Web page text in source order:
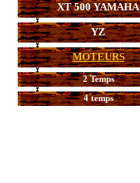
XT 500 YAMAHA
YZ
MOTEURS
2 Temps
4 temps